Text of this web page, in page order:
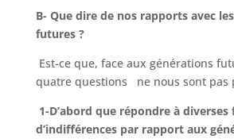
B- Que dire de nos rapports avec
futures ?
Est-ce que, face aux générations
quatre questions ne nous sont pas
1-D’abord que répondre à diverses
d’indifférences par rapport aux